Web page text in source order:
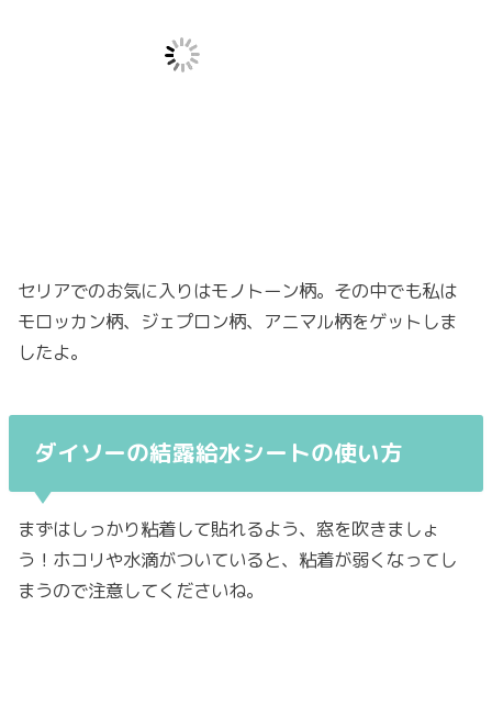
セリアでのお気に入りはモノトーン柄。その中でも私は
モロッカン柄、ジェプロン柄、アニマル柄をゲットしま
したよ。
ダイソーの結露給水シートの使い方
まずはしっかり粘着して貼れるよう、窓を吹きましょ
う！ホコリや水滴がついていると、粘着が弱くなってし
まうので注意してくださいね。